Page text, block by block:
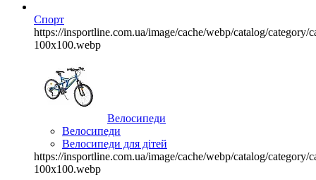
Спорт
https://insportline.com.ua/image/cache/webp/catalog/category/
100x100.webp
Велосипеди
Велосипеди
Велосипеди для дітей
https://insportline.com.ua/image/cache/webp/catalog/category/
100x100.webp